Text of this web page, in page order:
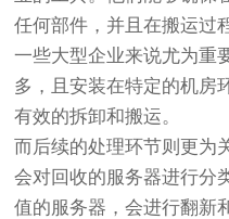
任何部件，并且在搬运过
一些大型企业来说尤为重
多，且安装在特定的机房
有效的拆卸和搬运。
而后续的处理环节则更为
会对回收的服务器进行分
值的服务器，会进行翻新